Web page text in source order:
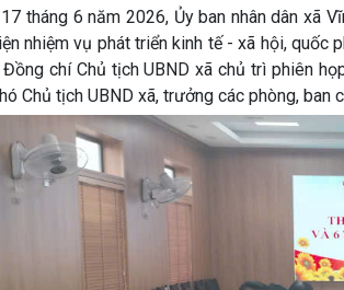
tháng 6 năm 2026, Ủy ban nhân dân xã
nhiệm vụ phát triển kinh tế - xã hội, quốc
chí Chủ tịch UBND xã chủ trì phiên
Chủ tịch UBND xã, trưởng các phòng, ban